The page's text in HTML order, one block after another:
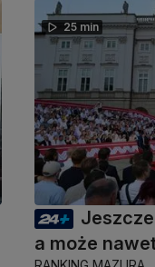
25 min
a może